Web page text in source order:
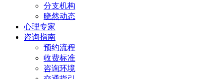
分支机构
晓然动态
心理专家
咨询指南
预约流程
收费标准
咨询环境